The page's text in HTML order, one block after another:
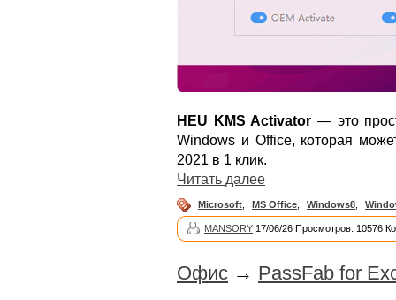
HEU KMS Activator — это
Windows и Office, которая
2021 в 1 клик.
Читать далее
Microsoft MS Office Windows8
MANSORY 17/06/26 Просмотров: 10576
Офис → PassFab for